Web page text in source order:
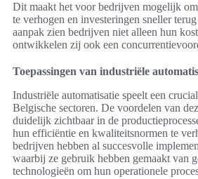
Dit maakt het voor bedrijven mogelijk
te verhogen en investeringen sneller
aanpak zien bedrijven niet alleen hun
ontwikkelen zij ook een
Toepassingen van industriële
Industriële automatisatie speelt een
Belgische sectoren. De voordelen van
duidelijk zichtbaar in de
hun efficiëntie en kwaliteitsnormen te
bedrijven hebben al succesvolle
waarbij ze gebruik hebben gemaakt van
technologieën om hun operationele